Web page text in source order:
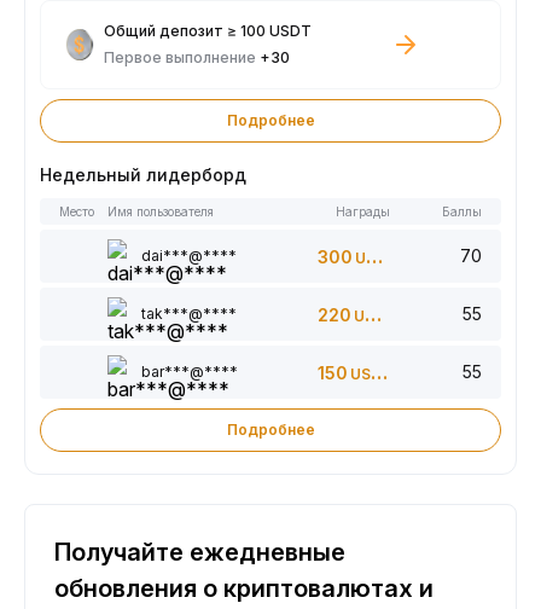
Общий депозит ≥ 100 USDT
Первое выполнение +30
Подробнее
Недельный лидерборд
Место Имя пользователя Награды Баллы
dai***@**** 300 USDT 70
tak***@**** 220 USDT 55
bar***@**** 150 USDT 55
Подробнее
Получайте ежедневные
обновления о криптовалютах и